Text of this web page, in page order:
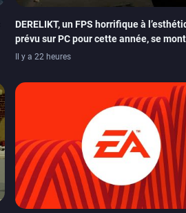
DERELIKT, un FPS horrifique à
prévu sur PC pour cette année, se
un trailer de gameplay
Il y a 22 heures